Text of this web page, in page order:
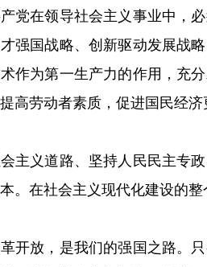
在领导社会主义事业中，必
强国战略、创新驱动发展战
作为第一生产力的作用，充
高劳动者素质，促进国民经
义道路、坚持人民民主专政
。在社会主义现代化建设的
放，是我们的强国之路。只